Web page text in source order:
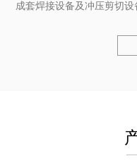
成套焊接设备及冲压剪切设